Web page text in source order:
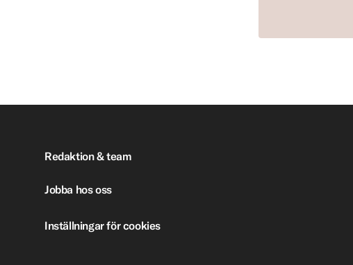
Redaktion & team
Jobba hos oss
Inställningar för cookies